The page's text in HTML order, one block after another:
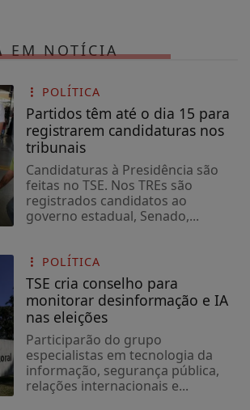
LUA - PODCAST DO
ZOOI #291
GABRIEL BORGES
(CHERIN DELAS) -
PODCAST DO ZOOI
#292
KELZINHA DO
GRAU - PODCAST
DO ZOOI #293
EM NOTÍCIA
POLÍTICA
Partidos têm até o dia 15 para
registrarem candidaturas nos
tribunais
Candidaturas à Presidência são
feitas no TSE. Nos TREs são
registrados candidatos ao
governo estadual, Senado,...
POLÍTICA
TSE cria conselho para
monitorar desinformação e IA
nas eleições
Participarão do grupo
especialistas em tecnologia da
informação, segurança pública,
relações internacionais e...